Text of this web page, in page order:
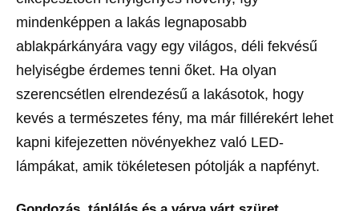
mindenképpen a lakás legnaposabb
ablakpárkányára vagy egy világos, déli fekvésű
helyiségbe érdemes tenni őket. Ha olyan
szerencsétlen elrendezésű a lakásotok, hogy
kevés a természetes fény, ma már fillérekért lehet
kapni kifejezetten növényekhez való LED-
lámpákat, amik tökéletesen pótolják a napfényt.